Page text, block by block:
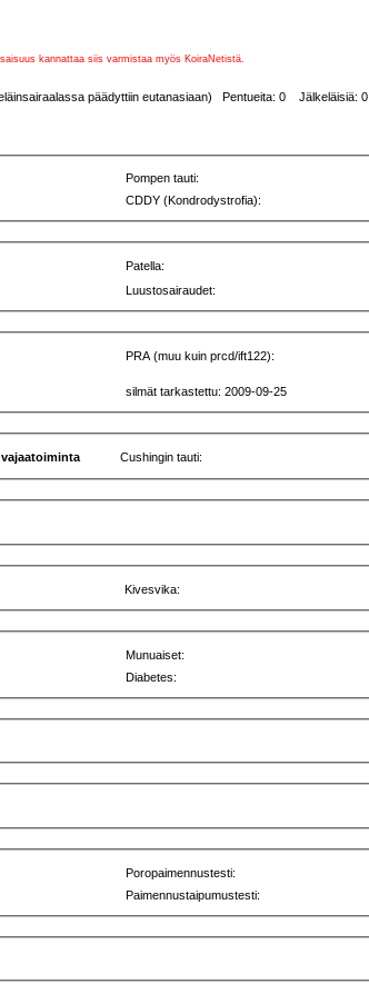
kannattaa siis varmistaa myös KoiraNetistä.
päädyttiin eutanasiaan) Pentueita: 0 Jälkeläisiä: 0
Pompen tauti:
CDDY (Kondrodystrofia):
Patella:
Luustosairaudet:
PRA (muu kuin prcd/ift122):
silmät tarkastettu: 2009-09-25
Cushingin tauti:
Kivesvika:
Munuaiset:
Diabetes:
Poropaimennustesti:
Paimennustaipumustesti: